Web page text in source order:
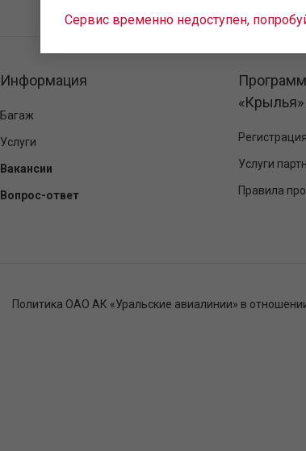
Сервис временно недоступен,
Информация
Багаж
Услуги
Вакансии
Вопрос-ответ
«Крылья»
Регистрация
Услуги
Правила
Политика ОАО АК «Уральские авиалинии» в